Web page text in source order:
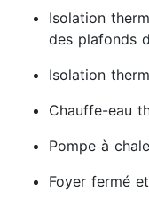
Isolation
des plafonds
Isolation
Chauffe-eau
Pompe à
Foyer fermé